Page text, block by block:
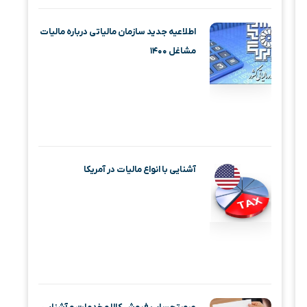
اطلاعیه جدید سازمان مالیاتی درباره مالیات
مشاغل ۱۴۰۰
آشنایی با انواع مالیات در آمریکا